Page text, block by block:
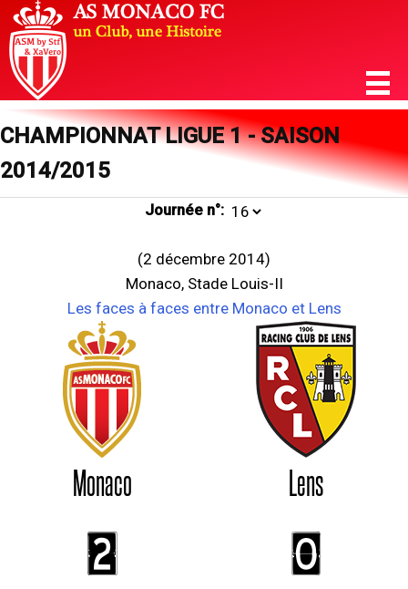
CHAMPIONNAT LIGUE 1 - SAISON
2014/2015
Journée n°:
(2 décembre 2014)
Monaco, Stade Louis-II
Les faces à faces entre Monaco et Lens
Monaco Lens
2 0